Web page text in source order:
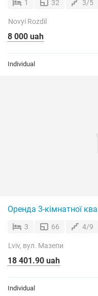
1 32 3/5
Novyi Rozdil
8 000 uah
Individual
Оренда 3-кімнатної
3 66 4/9
Lviv, вул. Мазепи
18 401.90 uah
Individual